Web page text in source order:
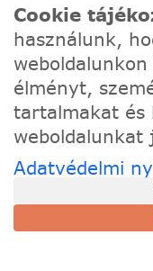
Egyedi képes
Facebook
Csatlakozz
Cookie
használunk,
élményt,
tartalmakat és
weboldalunkat
Adatvédelmi